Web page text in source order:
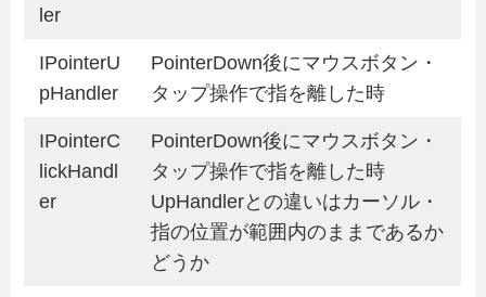
ler
IPointerU
pHandler
PointerDown後にマウスボタン・
タップ操作で指を離した時
IPointerC
lickHandl
er
PointerDown後にマウスボタン・
タップ操作で指を離した時
UpHandlerとの違いはカーソル・
指の位置が範囲内のままであるか
どうか